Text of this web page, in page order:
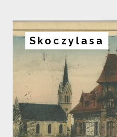
Skoczylasa